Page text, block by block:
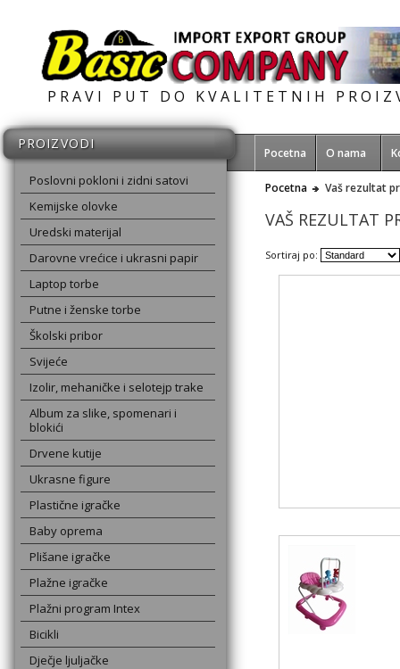
PRAVI PUT DO KVALITETNIH
Pocetna O nama
PROIZVODI
Poslovni pokloni i zidni satovi
Kemijske olovke
Uredski materijal
Darovne vrećice i ukrasni papir
Laptop torbe
Putne i ženske torbe
Školski pribor
Svijeće
Izolir, mehaničke i selotejp trake
Album za slike, spomenari i
blokići
Drvene kutije
Ukrasne figure
Plastične igračke
Baby oprema
Plišane igračke
Plažne igračke
Plažni program Intex
Bicikli
Dječje ljuljačke
Pocetna Vaš rezultat
VAŠ REZULTAT
Sortiraj po: